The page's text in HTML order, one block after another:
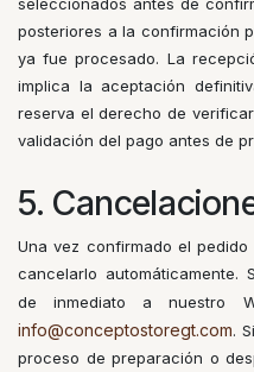
posteriores a la confirmación
ya fue procesado. La
implica la aceptación
reserva el derecho de
validación del pago antes de
5.
Una vez confirmado el
cancelarlo automáticamente.
de inmediato a nuestro
info@conceptostoregt.com.
proceso de preparación o